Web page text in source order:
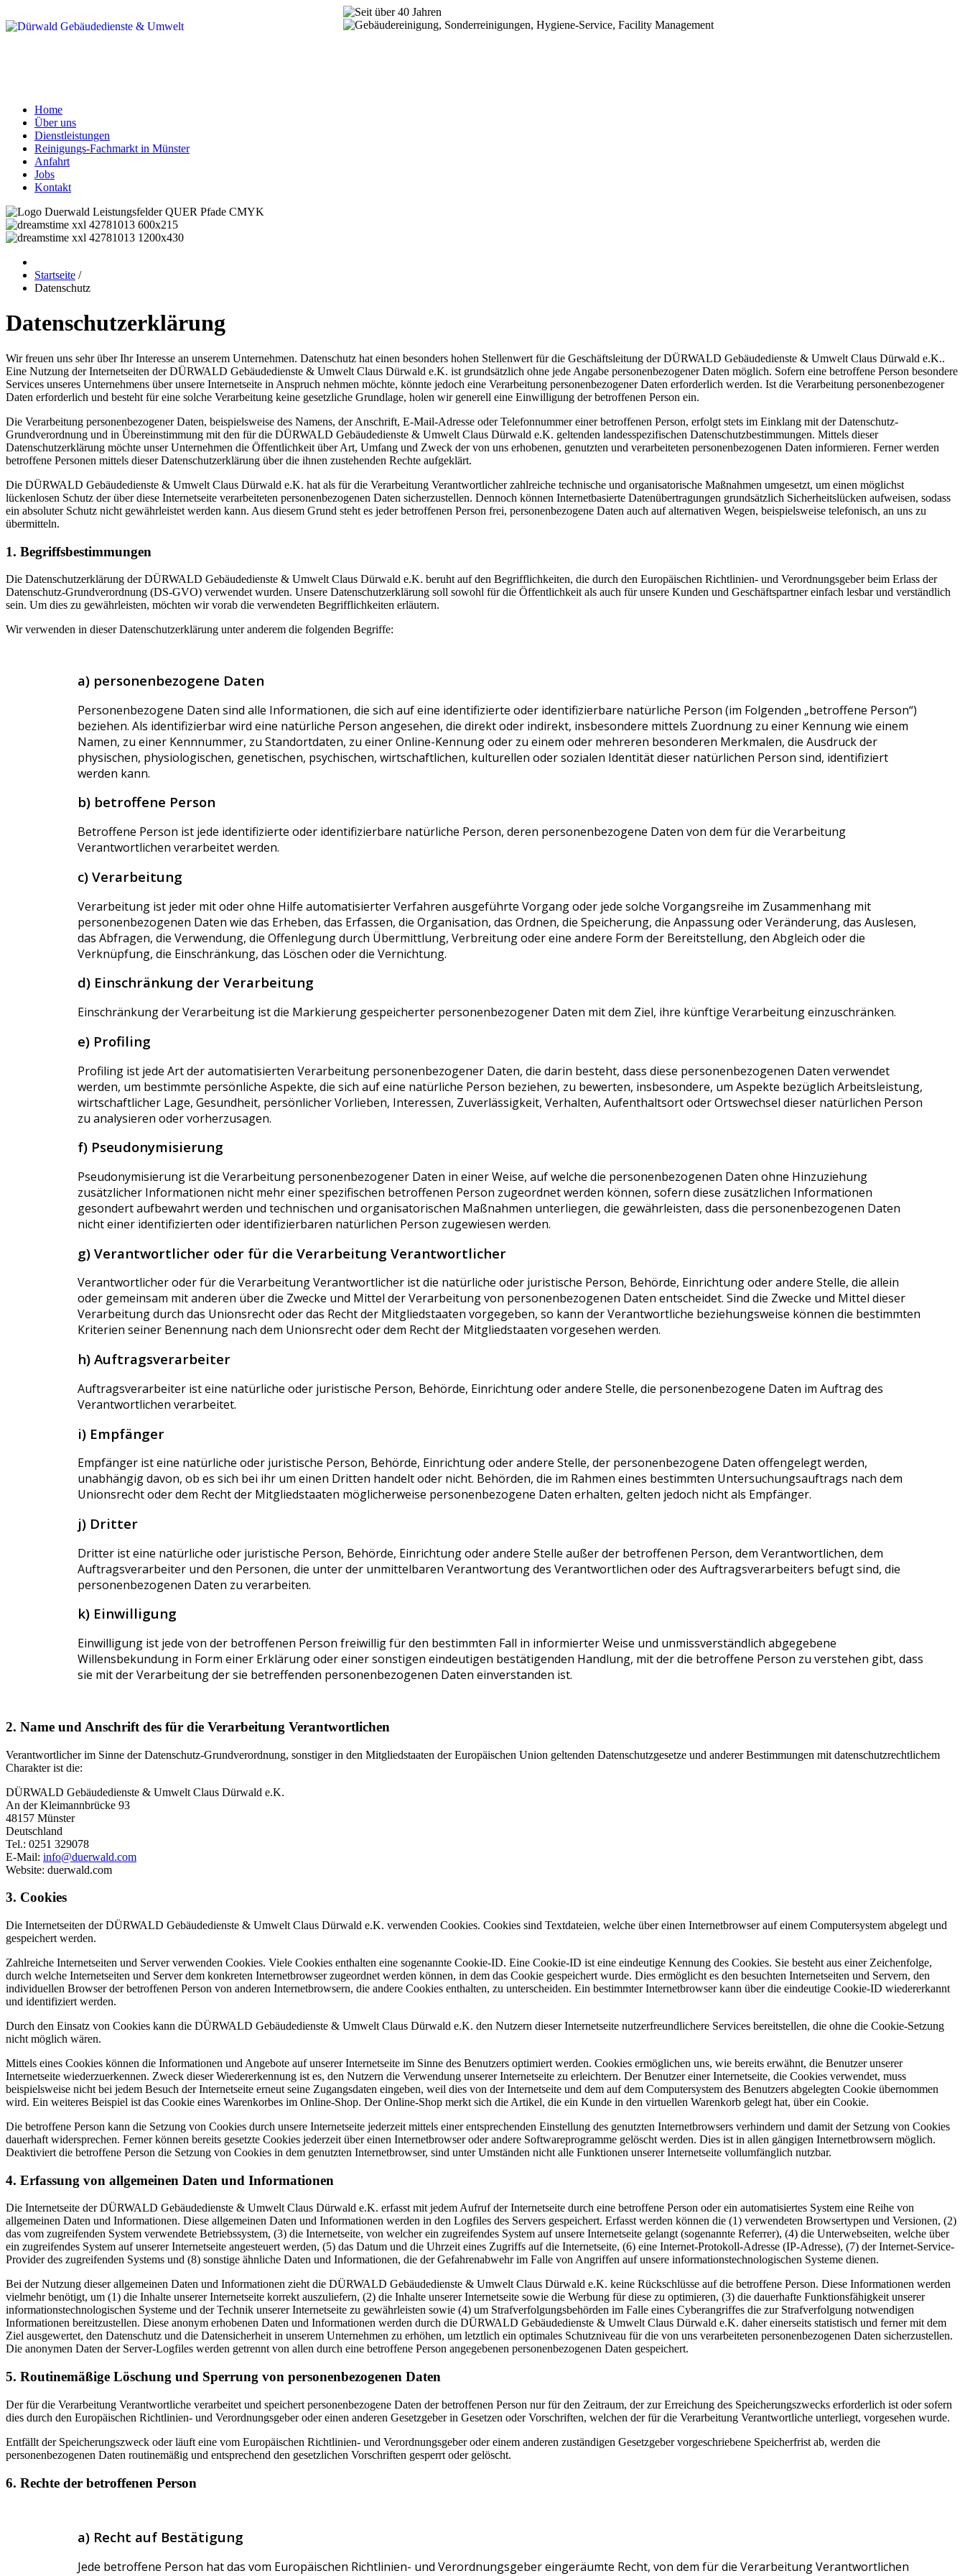
Home
Über uns
Dienstleistungen
Reinigungs-Fachmarkt in Münster
Anfahrt
Jobs
Kontakt
Startseite /
Datenschutz
Datenschutzerklärung
Wir freuen uns sehr über Ihr Interesse an unserem Unternehmen. Datenschutz hat einen besonders hohen Stellenwert für die Geschäftsleitung der DÜRWALD Gebäudedienste & Umwelt Claus Dürwald e.K..
Eine Nutzung der Internetseiten der DÜRWALD Gebäudedienste & Umwelt Claus Dürwald e.K. ist grundsätzlich ohne jede Angabe personenbezogener Daten möglich. Sofern eine betroffene Person besondere
Services unseres Unternehmens über unsere Internetseite in Anspruch nehmen möchte, könnte jedoch eine Verarbeitung personenbezogener Daten erforderlich werden. Ist die Verarbeitung personenbezogener
Daten erforderlich und besteht für eine solche Verarbeitung keine gesetzliche Grundlage, holen wir generell eine Einwilligung der betroffenen Person ein.
Die Verarbeitung personenbezogener Daten, beispielsweise des Namens, der Anschrift, E-Mail-Adresse oder Telefonnummer einer betroffenen Person, erfolgt stets im Einklang mit der Datenschutz-
Grundverordnung und in Übereinstimmung mit den für die DÜRWALD Gebäudedienste & Umwelt Claus Dürwald e.K. geltenden landesspezifischen Datenschutzbestimmungen. Mittels dieser
Datenschutzerklärung möchte unser Unternehmen die Öffentlichkeit über Art, Umfang und Zweck der von uns erhobenen, genutzten und verarbeiteten personenbezogenen Daten informieren. Ferner werden
betroffene Personen mittels dieser Datenschutzerklärung über die ihnen zustehenden Rechte aufgeklärt.
Die DÜRWALD Gebäudedienste & Umwelt Claus Dürwald e.K. hat als für die Verarbeitung Verantwortlicher zahlreiche technische und organisatorische Maßnahmen umgesetzt, um einen möglichst
lückenlosen Schutz der über diese Internetseite verarbeiteten personenbezogenen Daten sicherzustellen. Dennoch können Internetbasierte Datenübertragungen grundsätzlich Sicherheitslücken aufweisen, sodass
ein absoluter Schutz nicht gewährleistet werden kann. Aus diesem Grund steht es jeder betroffenen Person frei, personenbezogene Daten auch auf alternativen Wegen, beispielsweise telefonisch, an uns zu
übermitteln.
1. Begriffsbestimmungen
Die Datenschutzerklärung der DÜRWALD Gebäudedienste & Umwelt Claus Dürwald e.K. beruht auf den Begrifflichkeiten, die durch den Europäischen Richtlinien- und Verordnungsgeber beim Erlass der
Datenschutz-Grundverordnung (DS-GVO) verwendet wurden. Unsere Datenschutzerklärung soll sowohl für die Öffentlichkeit als auch für unsere Kunden und Geschäftspartner einfach lesbar und verständlich
sein. Um dies zu gewährleisten, möchten wir vorab die verwendeten Begrifflichkeiten erläutern.
Wir verwenden in dieser Datenschutzerklärung unter anderem die folgenden Begriffe:
a) personenbezogene Daten
Personenbezogene Daten sind alle Informationen, die sich auf eine identifizierte oder identifizierbare natürliche Person (im Folgenden „betroffene Person“)
beziehen. Als identifizierbar wird eine natürliche Person angesehen, die direkt oder indirekt, insbesondere mittels Zuordnung zu einer Kennung wie einem
Namen, zu einer Kennnummer, zu Standortdaten, zu einer Online-Kennung oder zu einem oder mehreren besonderen Merkmalen, die Ausdruck der
physischen, physiologischen, genetischen, psychischen, wirtschaftlichen, kulturellen oder sozialen Identität dieser natürlichen Person sind, identifiziert
werden kann.
b) betroffene Person
Betroffene Person ist jede identifizierte oder identifizierbare natürliche Person, deren personenbezogene Daten von dem für die Verarbeitung
Verantwortlichen verarbeitet werden.
c) Verarbeitung
Verarbeitung ist jeder mit oder ohne Hilfe automatisierter Verfahren ausgeführte Vorgang oder jede solche Vorgangsreihe im Zusammenhang mit
personenbezogenen Daten wie das Erheben, das Erfassen, die Organisation, das Ordnen, die Speicherung, die Anpassung oder Veränderung, das Auslesen,
das Abfragen, die Verwendung, die Offenlegung durch Übermittlung, Verbreitung oder eine andere Form der Bereitstellung, den Abgleich oder die
Verknüpfung, die Einschränkung, das Löschen oder die Vernichtung.
d) Einschränkung der Verarbeitung
Einschränkung der Verarbeitung ist die Markierung gespeicherter personenbezogener Daten mit dem Ziel, ihre künftige Verarbeitung einzuschränken.
e) Profiling
Profiling ist jede Art der automatisierten Verarbeitung personenbezogener Daten, die darin besteht, dass diese personenbezogenen Daten verwendet
werden, um bestimmte persönliche Aspekte, die sich auf eine natürliche Person beziehen, zu bewerten, insbesondere, um Aspekte bezüglich Arbeitsleistung,
wirtschaftlicher Lage, Gesundheit, persönlicher Vorlieben, Interessen, Zuverlässigkeit, Verhalten, Aufenthaltsort oder Ortswechsel dieser natürlichen Person
zu analysieren oder vorherzusagen.
f) Pseudonymisierung
Pseudonymisierung ist die Verarbeitung personenbezogener Daten in einer Weise, auf welche die personenbezogenen Daten ohne Hinzuziehung
zusätzlicher Informationen nicht mehr einer spezifischen betroffenen Person zugeordnet werden können, sofern diese zusätzlichen Informationen
gesondert aufbewahrt werden und technischen und organisatorischen Maßnahmen unterliegen, die gewährleisten, dass die personenbezogenen Daten
nicht einer identifizierten oder identifizierbaren natürlichen Person zugewiesen werden.
g) Verantwortlicher oder für die Verarbeitung Verantwortlicher
Verantwortlicher oder für die Verarbeitung Verantwortlicher ist die natürliche oder juristische Person, Behörde, Einrichtung oder andere Stelle, die allein
oder gemeinsam mit anderen über die Zwecke und Mittel der Verarbeitung von personenbezogenen Daten entscheidet. Sind die Zwecke und Mittel dieser
Verarbeitung durch das Unionsrecht oder das Recht der Mitgliedstaaten vorgegeben, so kann der Verantwortliche beziehungsweise können die bestimmten
Kriterien seiner Benennung nach dem Unionsrecht oder dem Recht der Mitgliedstaaten vorgesehen werden.
h) Auftragsverarbeiter
Auftragsverarbeiter ist eine natürliche oder juristische Person, Behörde, Einrichtung oder andere Stelle, die personenbezogene Daten im Auftrag des
Verantwortlichen verarbeitet.
i) Empfänger
Empfänger ist eine natürliche oder juristische Person, Behörde, Einrichtung oder andere Stelle, der personenbezogene Daten offengelegt werden,
unabhängig davon, ob es sich bei ihr um einen Dritten handelt oder nicht. Behörden, die im Rahmen eines bestimmten Untersuchungsauftrags nach dem
Unionsrecht oder dem Recht der Mitgliedstaaten möglicherweise personenbezogene Daten erhalten, gelten jedoch nicht als Empfänger.
j) Dritter
Dritter ist eine natürliche oder juristische Person, Behörde, Einrichtung oder andere Stelle außer der betroffenen Person, dem Verantwortlichen, dem
Auftragsverarbeiter und den Personen, die unter der unmittelbaren Verantwortung des Verantwortlichen oder des Auftragsverarbeiters befugt sind, die
personenbezogenen Daten zu verarbeiten.
k) Einwilligung
Einwilligung ist jede von der betroffenen Person freiwillig für den bestimmten Fall in informierter Weise und unmissverständlich abgegebene
Willensbekundung in Form einer Erklärung oder einer sonstigen eindeutigen bestätigenden Handlung, mit der die betroffene Person zu verstehen gibt, dass
sie mit der Verarbeitung der sie betreffenden personenbezogenen Daten einverstanden ist.
2. Name und Anschrift des für die Verarbeitung Verantwortlichen
Verantwortlicher im Sinne der Datenschutz-Grundverordnung, sonstiger in den Mitgliedstaaten der Europäischen Union geltenden Datenschutzgesetze und anderer Bestimmungen mit datenschutzrechtlichem
Charakter ist die:
DÜRWALD Gebäudedienste & Umwelt Claus Dürwald e.K.
An der Kleimannbrücke 93
48157 Münster
Deutschland
Tel.: 0251 329078
E-Mail: info@duerwald.com
Website: duerwald.com
3. Cookies
Die Internetseiten der DÜRWALD Gebäudedienste & Umwelt Claus Dürwald e.K. verwenden Cookies. Cookies sind Textdateien, welche über einen Internetbrowser auf einem Computersystem abgelegt und
gespeichert werden.
Zahlreiche Internetseiten und Server verwenden Cookies. Viele Cookies enthalten eine sogenannte Cookie-ID. Eine Cookie-ID ist eine eindeutige Kennung des Cookies. Sie besteht aus einer Zeichenfolge,
durch welche Internetseiten und Server dem konkreten Internetbrowser zugeordnet werden können, in dem das Cookie gespeichert wurde. Dies ermöglicht es den besuchten Internetseiten und Servern, den
individuellen Browser der betroffenen Person von anderen Internetbrowsern, die andere Cookies enthalten, zu unterscheiden. Ein bestimmter Internetbrowser kann über die eindeutige Cookie-ID wiedererkannt
und identifiziert werden.
Durch den Einsatz von Cookies kann die DÜRWALD Gebäudedienste & Umwelt Claus Dürwald e.K. den Nutzern dieser Internetseite nutzerfreundlichere Services bereitstellen, die ohne die Cookie-Setzung
nicht möglich wären.
Mittels eines Cookies können die Informationen und Angebote auf unserer Internetseite im Sinne des Benutzers optimiert werden. Cookies ermöglichen uns, wie bereits erwähnt, die Benutzer unserer
Internetseite wiederzuerkennen. Zweck dieser Wiedererkennung ist es, den Nutzern die Verwendung unserer Internetseite zu erleichtern. Der Benutzer einer Internetseite, die Cookies verwendet, muss
beispielsweise nicht bei jedem Besuch der Internetseite erneut seine Zugangsdaten eingeben, weil dies von der Internetseite und dem auf dem Computersystem des Benutzers abgelegten Cookie übernommen
wird. Ein weiteres Beispiel ist das Cookie eines Warenkorbes im Online-Shop. Der Online-Shop merkt sich die Artikel, die ein Kunde in den virtuellen Warenkorb gelegt hat, über ein Cookie.
Die betroffene Person kann die Setzung von Cookies durch unsere Internetseite jederzeit mittels einer entsprechenden Einstellung des genutzten Internetbrowsers verhindern und damit der Setzung von Cookies
dauerhaft widersprechen. Ferner können bereits gesetzte Cookies jederzeit über einen Internetbrowser oder andere Softwareprogramme gelöscht werden. Dies ist in allen gängigen Internetbrowsern möglich.
Deaktiviert die betroffene Person die Setzung von Cookies in dem genutzten Internetbrowser, sind unter Umständen nicht alle Funktionen unserer Internetseite vollumfänglich nutzbar.
4. Erfassung von allgemeinen Daten und Informationen
Die Internetseite der DÜRWALD Gebäudedienste & Umwelt Claus Dürwald e.K. erfasst mit jedem Aufruf der Internetseite durch eine betroffene Person oder ein automatisiertes System eine Reihe von
allgemeinen Daten und Informationen. Diese allgemeinen Daten und Informationen werden in den Logfiles des Servers gespeichert. Erfasst werden können die (1) verwendeten Browsertypen und Versionen, (2)
das vom zugreifenden System verwendete Betriebssystem, (3) die Internetseite, von welcher ein zugreifendes System auf unsere Internetseite gelangt (sogenannte Referrer), (4) die Unterwebseiten, welche über
ein zugreifendes System auf unserer Internetseite angesteuert werden, (5) das Datum und die Uhrzeit eines Zugriffs auf die Internetseite, (6) eine Internet-Protokoll-Adresse (IP-Adresse), (7) der Internet-Service-
Provider des zugreifenden Systems und (8) sonstige ähnliche Daten und Informationen, die der Gefahrenabwehr im Falle von Angriffen auf unsere informationstechnologischen Systeme dienen.
Bei der Nutzung dieser allgemeinen Daten und Informationen zieht die DÜRWALD Gebäudedienste & Umwelt Claus Dürwald e.K. keine Rückschlüsse auf die betroffene Person. Diese Informationen werden
vielmehr benötigt, um (1) die Inhalte unserer Internetseite korrekt auszuliefern, (2) die Inhalte unserer Internetseite sowie die Werbung für diese zu optimieren, (3) die dauerhafte Funktionsfähigkeit unserer
informationstechnologischen Systeme und der Technik unserer Internetseite zu gewährleisten sowie (4) um Strafverfolgungsbehörden im Falle eines Cyberangriffes die zur Strafverfolgung notwendigen
Informationen bereitzustellen. Diese anonym erhobenen Daten und Informationen werden durch die DÜRWALD Gebäudedienste & Umwelt Claus Dürwald e.K. daher einerseits statistisch und ferner mit dem
Ziel ausgewertet, den Datenschutz und die Datensicherheit in unserem Unternehmen zu erhöhen, um letztlich ein optimales Schutzniveau für die von uns verarbeiteten personenbezogenen Daten sicherzustellen.
Die anonymen Daten der Server-Logfiles werden getrennt von allen durch eine betroffene Person angegebenen personenbezogenen Daten gespeichert.
5. Routinemäßige Löschung und Sperrung von personenbezogenen Daten
Der für die Verarbeitung Verantwortliche verarbeitet und speichert personenbezogene Daten der betroffenen Person nur für den Zeitraum, der zur Erreichung des Speicherungszwecks erforderlich ist oder sofern
dies durch den Europäischen Richtlinien- und Verordnungsgeber oder einen anderen Gesetzgeber in Gesetzen oder Vorschriften, welchen der für die Verarbeitung Verantwortliche unterliegt, vorgesehen wurde.
Entfällt der Speicherungszweck oder läuft eine vom Europäischen Richtlinien- und Verordnungsgeber oder einem anderen zuständigen Gesetzgeber vorgeschriebene Speicherfrist ab, werden die
personenbezogenen Daten routinemäßig und entsprechend den gesetzlichen Vorschriften gesperrt oder gelöscht.
6. Rechte der betroffenen Person
a) Recht auf Bestätigung
Jede betroffene Person hat das vom Europäischen Richtlinien- und Verordnungsgeber eingeräumte Recht, von dem für die Verarbeitung Verantwortlichen